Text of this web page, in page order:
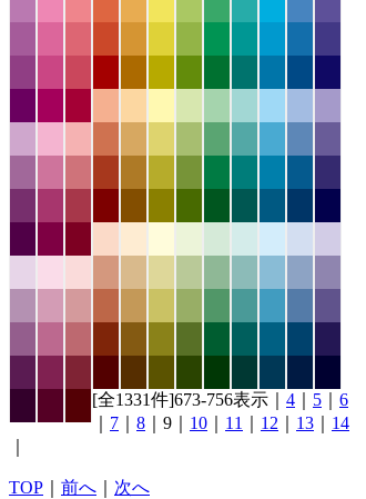
[全1331件]673-756表示｜ 4 5
6
7 8 ｜9｜ 10 11 12 13
14
TOP 前へ 次へ